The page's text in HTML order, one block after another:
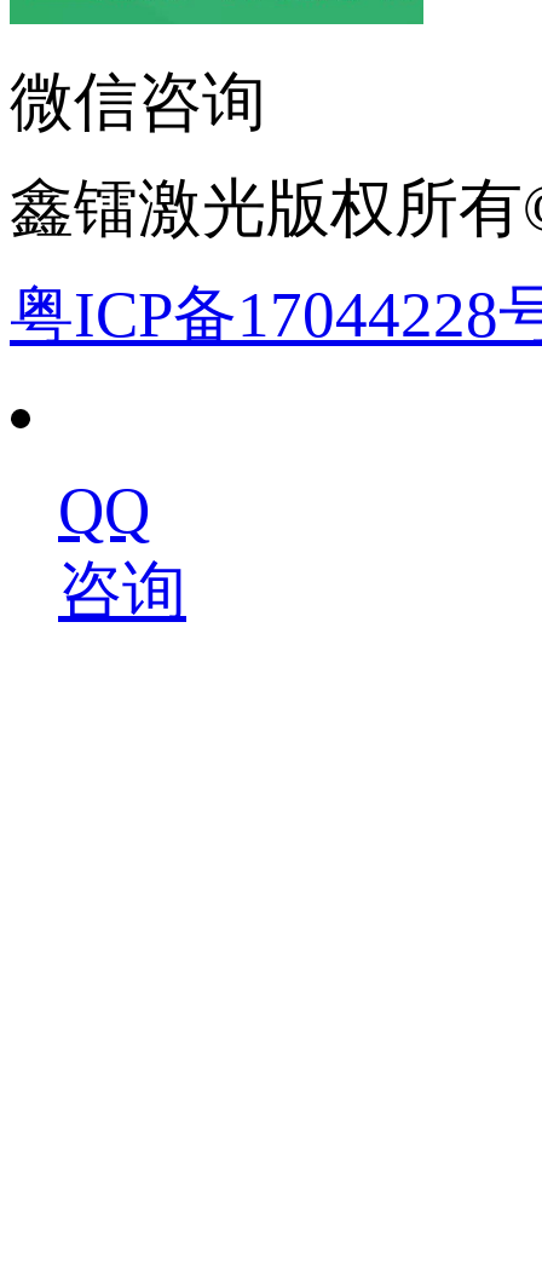
微信咨询
鑫镭激光版权所有
粤ICP备17044228
QQ
咨询